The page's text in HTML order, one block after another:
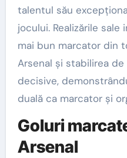
talentul său
jocului. Realizările
mai bun marcator din
Arsenal și stabilirea
decisive,
duală ca marcator și
Goluri
Arsenal